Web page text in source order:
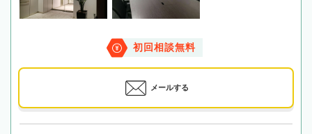
初回相談無料
メールする